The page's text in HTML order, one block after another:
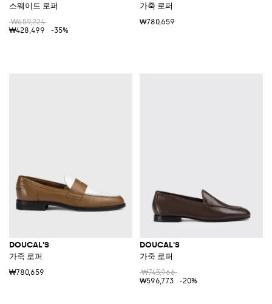
스웨이드 로퍼
₩659,224
₩428,499
-35%
가죽 로퍼
₩780,659
DOUCAL'S
가죽 로퍼
₩780,659
DOUCAL'S
가죽 로퍼
₩745,966
₩596,773
-20%